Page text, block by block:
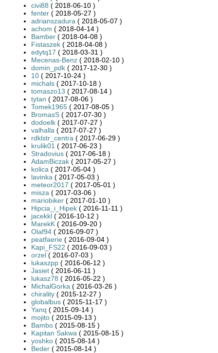
civi88 ( 2018-06-10 )
fenter ( 2018-05-27 )
adrianszadura ( 2018-05-07 )
achom ( 2018-04-14 )
Bamber ( 2018-04-08 )
Fistaszek ( 2018-04-08 )
edytq17 ( 2018-03-31 )
Mecenas-Benz ( 2018-02-10 )
domin_pdk ( 2017-12-30 )
10 ( 2017-10-24 )
michals ( 2017-10-18 )
tomaszo13 ( 2017-08-14 )
tytan ( 2017-08-06 )
Tomek1965 ( 2017-08-05 )
BromasS ( 2017-07-30 )
dodoelk ( 2017-07-27 )
valhalla ( 2017-07-27 )
rdklstr_centra ( 2017-06-29 )
krulik01 ( 2017-06-23 )
Stradovius ( 2017-06-18 )
AdamBiczak ( 2017-05-27 )
kolica ( 2017-05-04 )
lavinka ( 2017-05-03 )
meteor2017 ( 2017-05-01 )
misza ( 2017-03-06 )
mariobiker ( 2017-01-10 )
Hipcia_i_Hipek ( 2016-11-11 )
jacekkl ( 2016-10-12 )
MarekK ( 2016-09-20 )
Olaf94 ( 2016-09-07 )
peatfaerie ( 2016-09-04 )
Kapi_FS22 ( 2016-09-03 )
orzel ( 2016-07-03 )
lukaszpp ( 2016-06-12 )
Jasiet ( 2016-06-11 )
lukasz78 ( 2016-05-22 )
MichalGorka ( 2016-03-26 )
chirality ( 2015-12-27 )
globalbus ( 2015-11-17 )
Yanq ( 2015-09-14 )
mojito ( 2015-09-13 )
Bambo ( 2015-08-15 )
Kapitan Sakwa ( 2015-08-15 )
yoshko ( 2015-08-14 )
Beder ( 2015-08-14 )